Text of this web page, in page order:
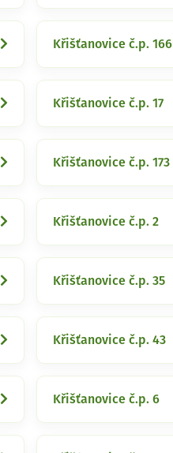
Křišťanovice č.p. 166
Křišťanovice č.p. 17
Křišťanovice č.p. 173
Křišťanovice č.p. 2
Křišťanovice č.p. 35
Křišťanovice č.p. 43
Křišťanovice č.p. 6